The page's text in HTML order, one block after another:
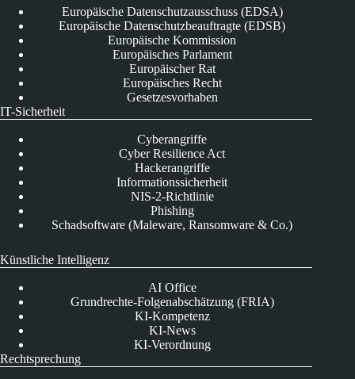
Europäische Datenschutzausschuss (EDSA)
Europäische Datenschutzbeauftragte (EDSB)
Europäische Kommission
Europäisches Parlament
Europäischer Rat
Europäisches Recht
Gesetzesvorhaben
IT-Sicherheit
Cyberangriffe
Cyber Resilience Act
Hackerangriffe
Informationssicherheit
NIS-2-Richtlinie
Phishing
Schadsoftware (Maleware, Ransomware & Co.)
Künstliche Intelligenz
AI Office
Grundrechte-Folgenabschätzung (FRIA)
KI-Kompetenz
KI-News
KI-Verordnung
Rechtsprechung